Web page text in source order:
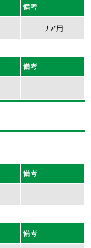
備考
リア用
備考
備考
備考